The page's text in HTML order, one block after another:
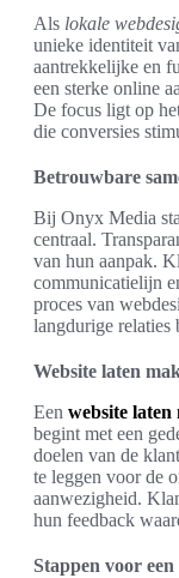
Als lokale
unieke identiteit
aantrekkelijke en
een sterke online
De focus ligt op
die conversies
Betrouwbare
Bij Onyx Media
centraal.
van hun aanpak.
communicatielijn
proces van
langdurige relaties
Website laten
Een website
begint met een
doelen van de
te leggen voor de
aanwezigheid.
hun feedback
Stappen voor een